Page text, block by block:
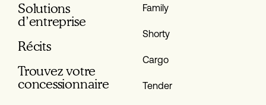
Solutions
d’entreprise
Récits
Trouvez votre
conces­sionnaire
Family
Shorty
Cargo
Tender